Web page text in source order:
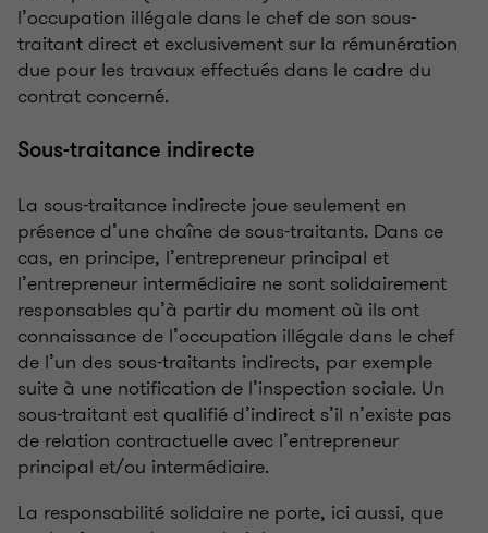
l’occupation illégale dans le chef de son sous-
traitant direct et exclusivement sur la rémunération
due pour les travaux effectués dans le cadre du
contrat concerné.
Sous-traitance indirecte
La sous-traitance indirecte joue seulement en
présence d’une chaîne de sous-traitants. Dans ce
cas, en principe, l’entrepreneur principal et
l’entrepreneur intermédiaire ne sont solidairement
responsables qu’à partir du moment où ils ont
connaissance de l’occupation illégale dans le chef
de l’un des sous-traitants indirects, par exemple
suite à une notification de l’inspection sociale. Un
sous-traitant est qualifié d’indirect s’il n’existe pas
de relation contractuelle avec l’entrepreneur
principal et/ou intermédiaire.
La responsabilité solidaire ne porte, ici aussi, que